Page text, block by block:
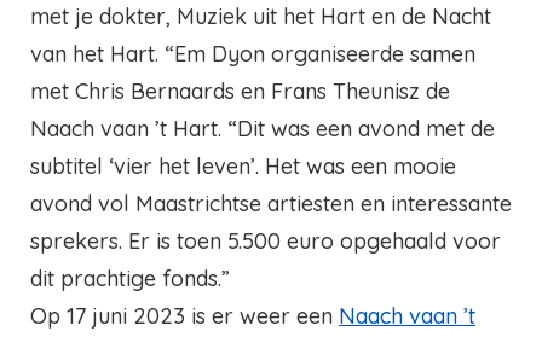
met je dokter, Muziek uit het Hart en de Nacht
van het Hart. “Em Dyon organiseerde samen
met Chris Bernaards en Frans Theunisz de
Naach vaan ’t Hart. “Dit was een avond met de
subtitel ‘vier het leven’. Het was een mooie
avond vol Maastrichtse artiesten en interessante
sprekers. Er is toen 5.500 euro opgehaald voor
dit prachtige fonds.”
Op 17 juni 2023 is er weer een Naach vaan ’t